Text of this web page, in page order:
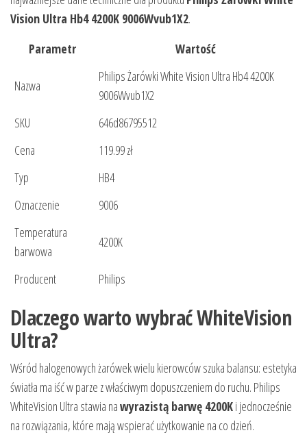
Vision Ultra Hb4 4200K 9006Wvub1X2.
Parametr
Wartość
Nazwa
Philips Żarówki White Vision Ultra Hb4 4200K
9006Wvub1X2
SKU
646d86795512
Cena
119.99 zł
Typ
HB4
Oznaczenie
9006
Temperatura
barwowa
4200K
Producent Philips
Dlaczego warto wybrać WhiteVision
Ultra?
Wśród halogenowych żarówek wielu kierowców szuka balansu: estetyka
światła ma iść w parze z właściwym dopuszczeniem do ruchu. Philips
WhiteVision Ultra stawia nawyrazistą barwę 4200Ki jednocześnie
na rozwiązania, które mają wspierać użytkowanie na co dzień.